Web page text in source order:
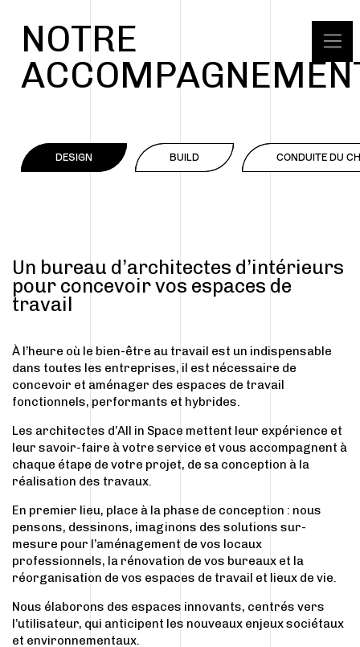
NOTRE
DESIGN BUILD CONDUITE DU
Un bureau d’architectes d’intérieurs
pour concevoir vos espaces de
travail
À l’heure où le bien-être au travail est un indispensable
dans toutes les entreprises, il est nécessaire de
concevoir et aménager des espaces de travail
fonctionnels, performants et hybrides.
Les architectes d’All in Space mettent leur expérience et
leur savoir-faire à votre service et vous accompagnent à
chaque étape de votre projet, de sa conception à la
réalisation des travaux.
En premier lieu, place à la phase de conception : nous
pensons, dessinons, imaginons des solutions sur-
mesure pour l’aménagement de vos locaux
professionnels, la rénovation de vos bureaux et la
réorganisation de vos espaces de travail et lieux de vie.
Nous élaborons des espaces innovants, centrés vers
l’utilisateur, qui anticipent les nouveaux enjeux sociétaux
et environnementaux.